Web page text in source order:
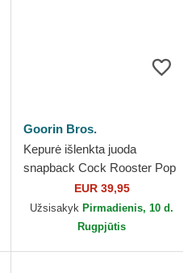
Goorin Bros.
Kepurė išlenkta juoda
snapback Cock Rooster Pop
Art 2 The Farm Goorin Bros.
EUR 39,95
Užsisakyk Pirmadienis, 10 d.
Rugpjūtis